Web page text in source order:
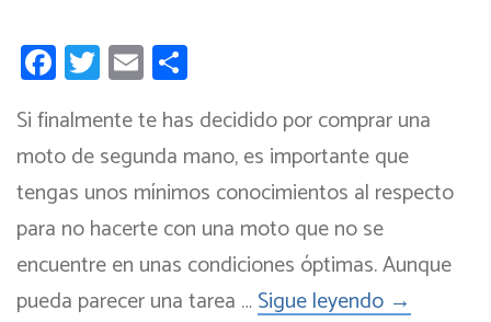
Facebook
Twitter
Email
Si finalmente te has decidido por comprar una
moto de segunda mano, es importante que
tengas unos mínimos conocimientos al respecto
para no hacerte con una moto que no se
encuentre en unas condiciones óptimas. Aunque
pueda parecer una tarea …Sigue leyendo →